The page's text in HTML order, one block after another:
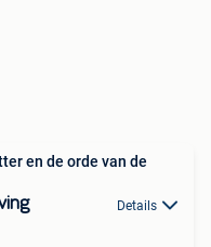
en de orde van de
Details